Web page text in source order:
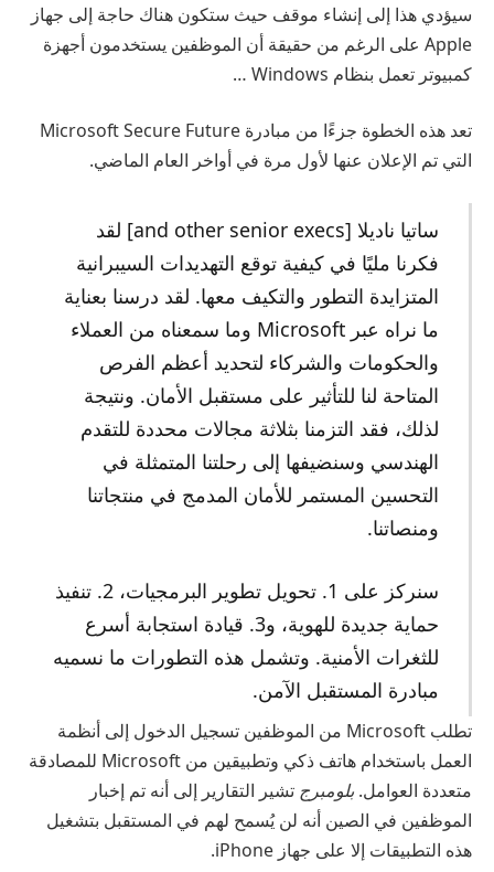
سيؤدي هذا إلى إنشاء موقف حيث ستكون هناك حاجة إلى جهاز
Apple على الرغم من حقيقة أن الموظفين يستخدمون أجهزة
كمبيوتر تعمل بنظام Windows …
تعد هذه الخطوة جزءًا من مبادرة Microsoft Secure Future
التي تم الإعلان عنها لأول مرة في أواخر العام الماضي.
ساتيا ناديلا [and other senior execs] لقد
فكرنا مليًا في كيفية توقع التهديدات السيبرانية
المتزايدة التطور والتكيف معها. لقد درسنا بعناية
ما نراه عبر Microsoft وما سمعناه من العملاء
والحكومات والشركاء لتحديد أعظم الفرص
المتاحة لنا للتأثير على مستقبل الأمان. ونتيجة
لذلك، فقد التزمنا بثلاثة مجالات محددة للتقدم
الهندسي وسنضيفها إلى رحلتنا المتمثلة في
التحسين المستمر للأمان المدمج في منتجاتنا
ومنصاتنا.
سنركز على 1. تحويل تطوير البرمجيات، 2. تنفيذ
حماية جديدة للهوية، و3. قيادة استجابة أسرع
للثغرات الأمنية. وتشمل هذه التطورات ما نسميه
مبادرة المستقبل الآمن.
تطلب Microsoft من الموظفين تسجيل الدخول إلى أنظمة
العمل باستخدام هاتف ذكي وتطبيقين من Microsoft للمصادقة
متعددة العوامل. بلومبرج تشير التقارير إلى أنه تم إخبار
الموظفين في الصين أنه لن يُسمح لهم في المستقبل بتشغيل
هذه التطبيقات إلا على جهاز iPhone.